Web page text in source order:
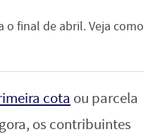
o final de abril. Veja como
cota ou parcela
os contribuintes